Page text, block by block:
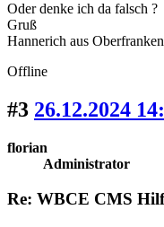
Oder denke ich da falsch ?
Gruß
Hannerich aus Oberfranken
Offline
#3 26.12.2024
florian
Administrator
Re: WBCE CMS